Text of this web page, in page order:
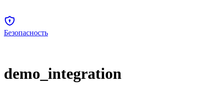
Безопасность
demo_integration